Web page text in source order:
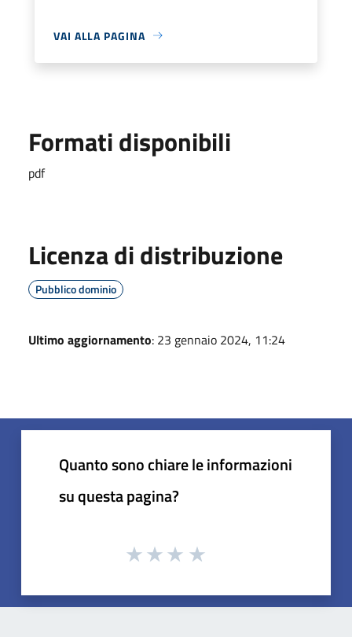
VAI ALLA PAGINA
Formati disponibili
pdf
Licenza di distribuzione
Pubblico dominio
Ultimo aggiornamento: 23 gennaio 2024, 11:24
Quanto sono chiare le informazioni
su questa pagina?